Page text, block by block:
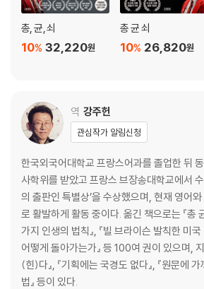
험에 대한 대응
5부 종교와 언어 그리고 건강
9장_전기뱀장어는 종교의 진화에 대해 우리에
교에 대한 여러 의문들│종교의 정의│종교의 기
의 제공│조직과 순종│이방인을 대하는 행동 규
로 얻는 ‘훈장’│종교의 성공 여부를 판단하는 기
10장_여러 언어로 말하기:다중언어│세계의 언
하는가?│언어 다양성의 지형도│전통 사회의
│알츠하이머병│사라지는 언어들│언어는 어떻
언어는 해로운가? │왜 언어를 보존해야 하는가
호할 수 있을까?
11장_염분과 당분, 비만과 나태:비전염성 질병
고혈압의 원인│염분은 어디에 있는가│당뇨병│
환경 그리고 당뇨병│피마족과 나우루 섬사람들
와 당뇨병│왜 유럽인들은 당뇨병 유병률이 낮
총, 균, 쇠
32,220원
10%
총 균 쇠
26,820원
10%
역 강주헌
관심작가 알림신청
한국외국어대학교 프랑스어과를 졸업한 뒤
사학위를 받았고 프랑스 브장송대학교에서
의 출판인 특별상’을 수상했으며, 현재 영어
로 활발하게 활동 중이다. 옮긴 책으로는 『총 균
가지 인생의 법칙』, 『빌 브라이슨 발칙한 미국
어떻게 돌아가는가』 등 100여 권이 있으며,
(힌)다』, 『기획에는 국경도 없다』, 『원문에
법』 등이 있다.